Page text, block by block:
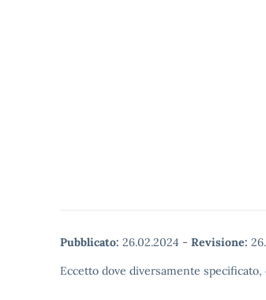
Pubblicato: 26.02.2024 - Revisione:
Eccetto dove diversamente